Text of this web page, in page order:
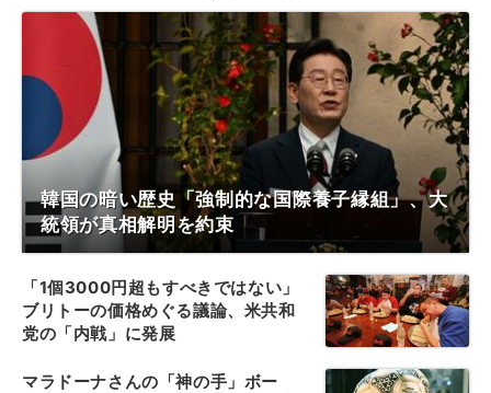
韓国の暗い歴史「強制的な国際養子縁組」、大
統領が真相解明を約束
「1個3000円超もすべきではない」
ブリトーの価格めぐる議論、米共和
党の「内戦」に発展
マラドーナさんの「神の手」ボー